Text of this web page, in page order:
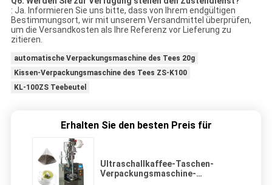
: Ja. Informieren Sie uns bitte, dass von Ihrem endgültigen
Bestimmungsort, wir mit unserem Versandmittel überprüfen,
um die Versandkosten als Ihre Referenz vor Lieferung zu
zitieren.
automatische Verpackungsmaschine des Tees 20g
Kissen-Verpackungsmaschine des Tees ZS-K100
KL-100ZS Teebeutel
Erhalten Sie den besten Preis für
Ultraschallkaffee-Taschen-
Verpackungsmaschine-